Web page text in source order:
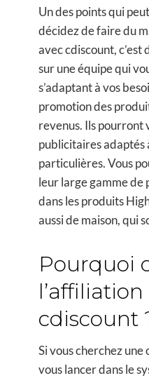
Un des points qui
décidez de faire du
avec cdiscount,
sur une équipe qui
s’adaptant à vos
promotion des
revenus. Ils pourront
publicitaires adaptés
particulières. Vous
leur large gamme de
dans les produits
aussi de maison, qui
Pourquoi
cdiscount
Si vous cherchez
vous lancer dans le